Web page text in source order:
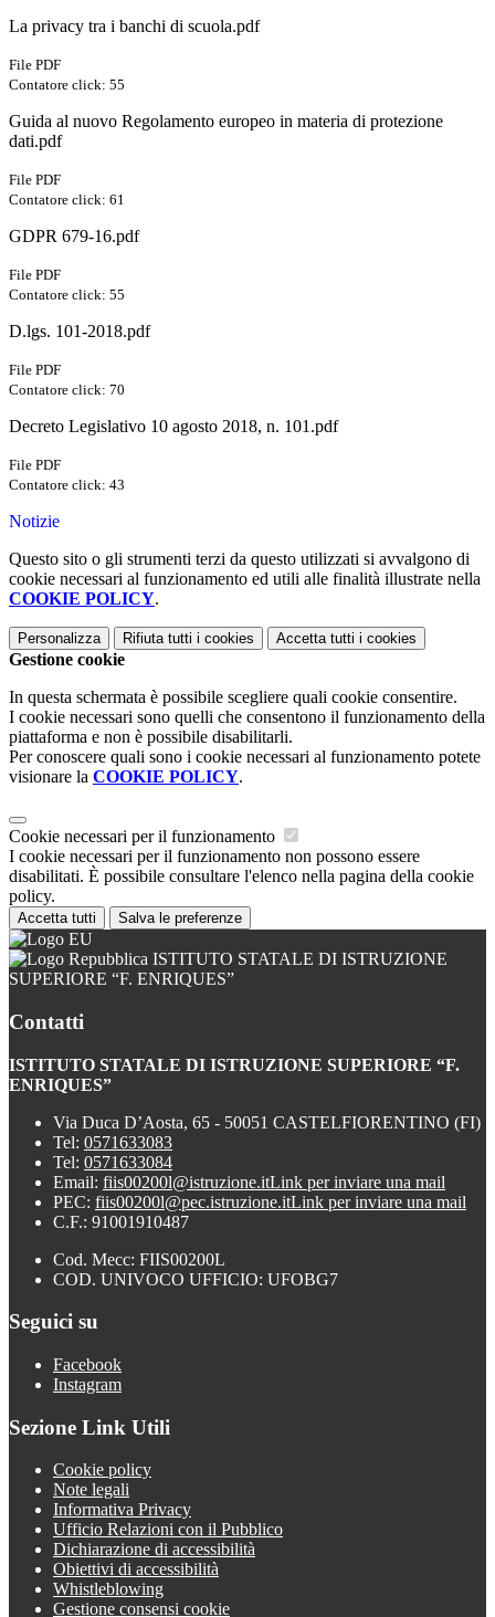
La privacy tra i banchi di scuola.pdf
File PDF
Contatore click: 55
Guida al nuovo Regolamento europeo in materia di protezione
dati.pdf
File PDF
Contatore click: 61
GDPR 679-16.pdf
File PDF
Contatore click: 55
D.lgs. 101-2018.pdf
File PDF
Contatore click: 70
Decreto Legislativo 10 agosto 2018, n. 101.pdf
File PDF
Contatore click: 43
Notizie
Questo sito o gli strumenti terzi da questo utilizzati si avvalgono di
cookie necessari al funzionamento ed utili alle finalità illustrate nella
COOKIE POLICY.
Personalizza Rifiuta tutti i cookies Accetta tutti i cookies
Gestione cookie
In questa schermata è possibile scegliere quali cookie consentire.
I cookie necessari sono quelli che consentono il funzionamento della
piattaforma e non è possibile disabilitarli.
Per conoscere quali sono i cookie necessari al funzionamento potete
visionare la COOKIE POLICY.
Cookie necessari per il funzionamento
I cookie necessari per il funzionamento non possono essere
disabilitati. È possibile consultare l'elenco nella pagina della cookie
policy.
Accetta tutti Salva le preferenze
ISTITUTO STATALE DI ISTRUZIONE
SUPERIORE “F. ENRIQUES”
Contatti
ISTITUTO STATALE DI ISTRUZIONE SUPERIORE “F.
ENRIQUES”
Via Duca D’Aosta, 65 - 50051 CASTELFIORENTINO (FI)
Tel: 0571633083
Tel: 0571633084
Email: fiis00200l@istruzione.itLink per inviare una mail
PEC: fiis00200l@pec.istruzione.itLink per inviare una mail
C.F.: 91001910487
Cod. Mecc: FIIS00200L
COD. UNIVOCO UFFICIO: UFOBG7
Seguici su
Facebook
Instagram
Sezione Link Utili
Cookie policy
Note legali
Informativa Privacy
Ufficio Relazioni con il Pubblico
Dichiarazione di accessibilità
Obiettivi di accessibilità
Whistleblowing
Gestione consensi cookie